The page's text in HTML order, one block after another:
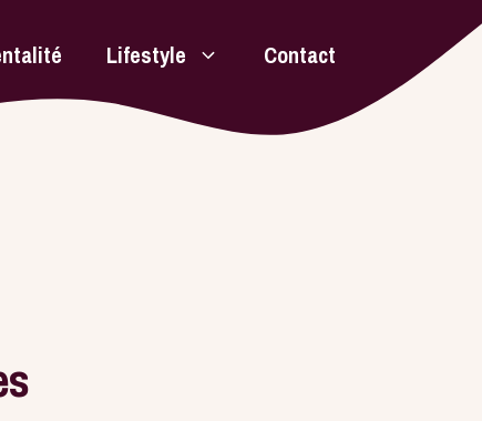
Lifestyle Contact